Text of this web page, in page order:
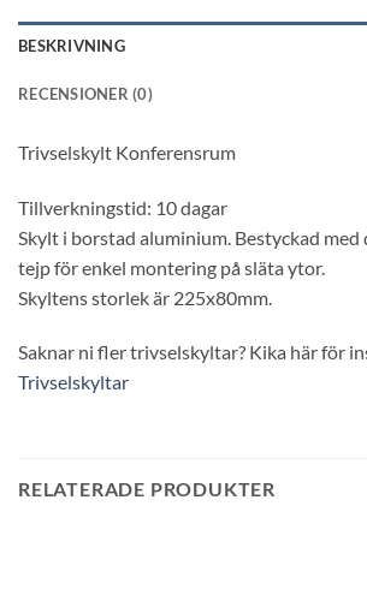
BESKRIVNING
RECENSIONER (0)
Trivselskylt Konferensrum
Tillverkningstid: 10 dagar
Skylt i borstad aluminium. Bestyckad
tejp för enkel montering på släta ytor.
Skyltens storlek är 225x80mm.
Saknar ni fler trivselskyltar? Kika här för
Trivselskyltar
RELATERADE PRODUKTER